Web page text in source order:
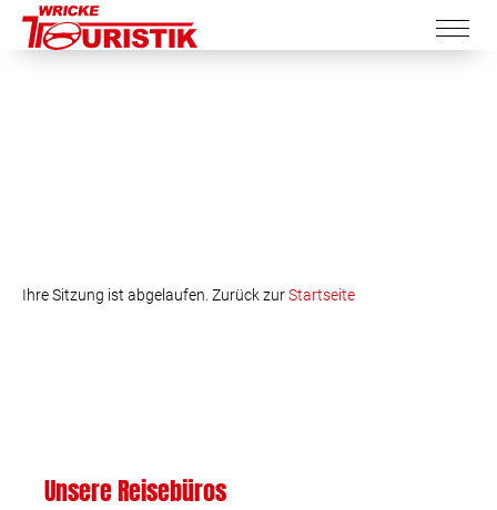
Ihre Sitzung ist abgelaufen. Zurück zurStartseite
Unsere Reisebüros